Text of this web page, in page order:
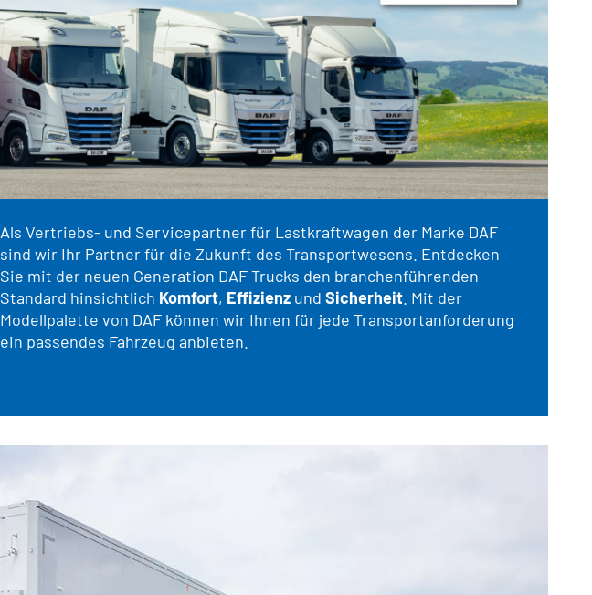
Als Vertriebs- und Servicepartner für Lastkraftwagen der Marke DAF
sind wir Ihr Partner für die Zukunft des Transportwesens. Entdecken
Sie mit der neuen Generation DAF Trucks den branchenführenden
Standard hinsichtlich Komfort, Effizienz und Sicherheit . Mit der
Modellpalette von DAF können wir Ihnen für jede Transportanforderung
ein passendes Fahrzeug anbieten.